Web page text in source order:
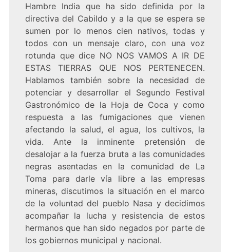
Hambre India que ha sido definida por la
directiva del Cabildo y a la que se espera se
sumen por lo menos cien nativos, todas y
todos con un mensaje claro, con una voz
rotunda que dice NO NOS VAMOS A IR DE
ESTAS TIERRAS QUE NOS PERTENECEN.
Hablamos también sobre la necesidad de
potenciar y desarrollar el Segundo Festival
Gastronómico de la Hoja de Coca y como
respuesta a las fumigaciones que vienen
afectando la salud, el agua, los cultivos, la
vida. Ante la inminente pretensión de
desalojar a la fuerza bruta a las comunidades
negras asentadas en la comunidad de La
Toma para darle vía libre a las empresas
mineras, discutimos la situación en el marco
de la voluntad del pueblo Nasa y decidimos
acompañar la lucha y resistencia de estos
hermanos que han sido negados por parte de
los gobiernos municipal y nacional.